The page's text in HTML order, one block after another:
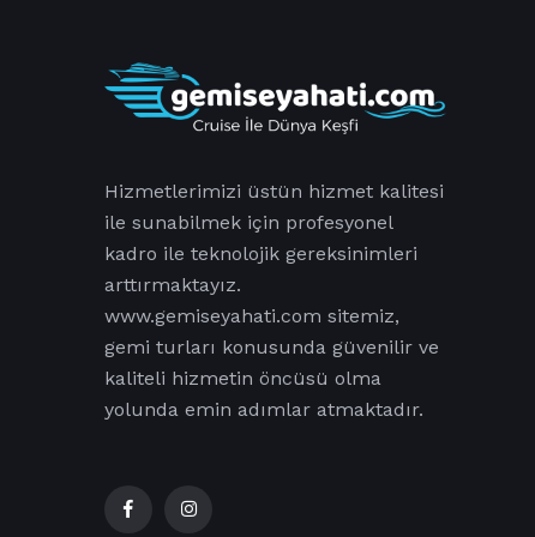
Hizmetlerimizi üstün hizmet kalitesi
ile sunabilmek için profesyonel
kadro ile teknolojik gereksinimleri
arttırmaktayız.
www.gemiseyahati.com sitemiz,
gemi turları konusunda güvenilir ve
kaliteli hizmetin öncüsü olma
yolunda emin adımlar atmaktadır.